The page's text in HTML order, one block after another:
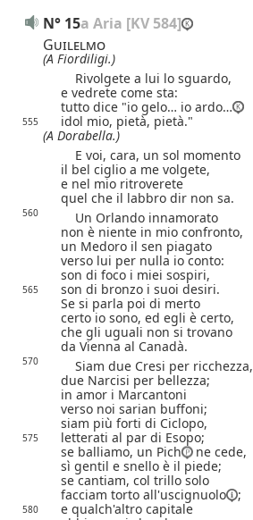
N° 15a Aria [KV 584]
Guilelmo
(A Fiordiligi.)
Rivolgete a lui lo sguardo,
e vedrete come sta:
tutto dice "io gelo… io ardo…
555
idol mio, pietà, pietà."
(A Dorabella.)
E voi, cara, un sol momento
il bel ciglio a me volgete,
e nel mio ritroverete
quel che il labbro dir non sa.
560
Un Orlando innamorato
non è niente in mio confronto,
un Medoro il sen piagato
verso lui per nulla io conto:
son di foco i miei sospiri,
565
son di bronzo i suoi desiri.
Se si parla poi di merto
certo io sono, ed egli è certo,
che gli uguali non si trovano
da Vienna al Canadà.
570
Siam due Cresi per ricchezza,
due Narcisi per bellezza;
in amor i Marcantoni
verso noi sarian buffoni;
siam più forti di Ciclopo,
575
letterati al par di Esopo;
se balliamo, un Pich
ne cede,
sì gentil e snello è il piede;
se cantiam, col trillo solo
facciam torto all'uscignuolo ;
580
e qualch'altro capitale